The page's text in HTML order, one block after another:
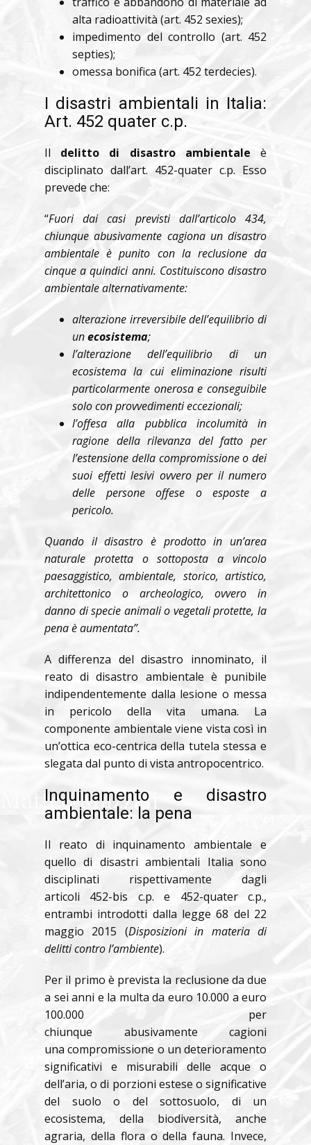
alta radioattività (art. 452 sexies);
impedimento del controllo (art. 452
septies);
omessa bonifica (art. 452 terdecies).
I disastri ambientali in Italia:
Art. 452 quater c.p.
Il delitto di disastro ambientale è
disciplinato dall’art. 452-quater c.p. Esso
prevede che:
“Fuori dai casi previsti dall’articolo 434,
chiunque abusivamente cagiona un disastro
ambientale è punito con la reclusione da
cinque a quindici anni. Costituiscono disastro
ambientale alternativamente:
alterazione irreversibile dell’equilibrio di
unecosistema;
l’alterazione dell’equilibrio di un
ecosistema la cui eliminazione risulti
particolarmente onerosa e conseguibile
solo con provvedimenti eccezionali;
l’offesa alla pubblica incolumità in
ragione della rilevanza del fatto per
l’estensione della compromissione o dei
suoi effetti lesivi ovvero per il numero
delle persone offese o esposte a
pericolo.
Quando il disastro è prodotto in un’area
naturale protetta o sottoposta a vincolo
paesaggistico, ambientale, storico, artistico,
architettonico o archeologico, ovvero in
danno di specie animali o vegetali protette, la
pena è aumentata”.
A differenza del disastro innominato, il
reato di disastro ambientale è punibile
indipendentemente dalla lesione o messa
in pericolo della vita umana. La
componente ambientale viene vista così in
un’ottica eco-centrica della tutela stessa e
slegata dal punto di vista antropocentrico.
Inquinamento e disastro
ambientale: la pena
Il reato di inquinamento ambientale e
quello di disastri ambientali Italia sono
disciplinati rispettivamente dagli
articoli 452-bis c.p. e 452-quater c.p.,
entrambi introdotti dalla legge 68 del 22
maggio 2015 (Disposizioni in materia di
delitti contro l’ambiente).
Per il primo è prevista la reclusione da due
a sei anni e la multa da euro 10.000 a euro
100.000 per
chiunque abusivamente cagioni
una compromissione o un deterioramento
significativi e misurabili delle acque o
dell’aria, o di porzioni estese o significative
del suolo o del sottosuolo, di un
ecosistema, della biodiversità, anche
agraria, della flora o della fauna. Invece,